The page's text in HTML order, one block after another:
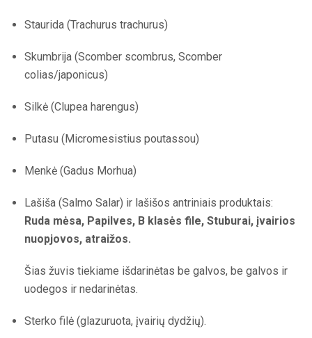
Staurida (Trachurus trachurus)
Skumbrija (Scomber scombrus, Scomber
colias/japonicus)
Silkė (Clupea harengus)
Putasu (Micromesistius poutassou)
Menkė (Gadus Morhua)
Lašiša (Salmo Salar) ir lašišos antriniais produktais:
Ruda mėsa, Papilves, B klasės file, Stuburai, įvairios
nuopjovos, atraižos.
Šias žuvis tiekiame išdarinėtas be galvos, be galvos ir
uodegos ir nedarinėtas.
Sterko filė (glazuruota, įvairių dydžių).